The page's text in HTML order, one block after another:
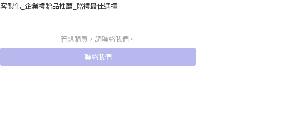
客製化_企業禮贈品推薦_贈禮最佳選擇
若想購買，請聯絡我們。
聯絡我們